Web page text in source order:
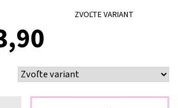
ZVOĽTE VARIANT